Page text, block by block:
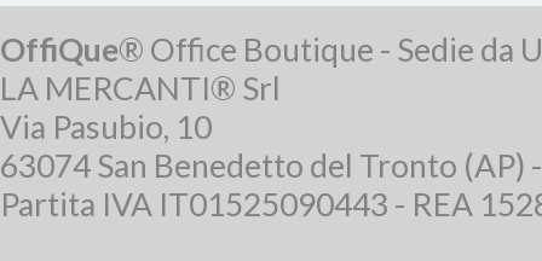
OffiQue® Office Boutique - Sedie da
LA MERCANTI® Srl
Via Pasubio, 10
63074 San Benedetto del Tronto (AP)
Partita IVA IT01525090443 - REA